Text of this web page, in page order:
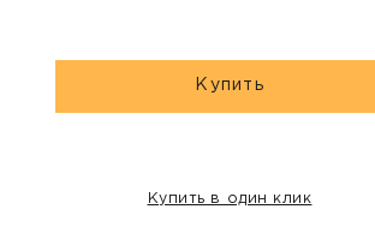
Купить
Купить в один клик